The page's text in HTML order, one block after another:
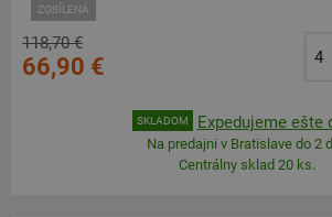
ZOSÍLENÁ
118,70 €
66,90 €
SKLADOM Expedujeme ešte
Na predajni v Bratislave do 2
Centrálny sklad 20 ks.